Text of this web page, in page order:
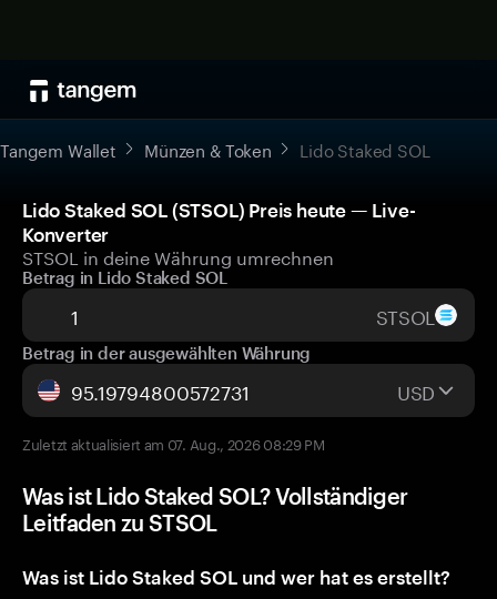
Tangem Wallet Münzen & Token Lido Staked SOL
Lido Staked SOL (STSOL) Preis heute — Live-
Konverter
STSOL in deine Währung umrechnen
Betrag in Lido Staked SOL
STSOL
Betrag in der ausgewählten Währung
USD
Zuletzt aktualisiert am 07. Aug., 2026 08:29 PM
Was ist Lido Staked SOL? Vollständiger
Leitfaden zu STSOL
Was ist Lido Staked SOL und wer hat es erstellt?